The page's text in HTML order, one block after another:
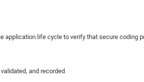
application life cycle to verify that secure coding
and recorded